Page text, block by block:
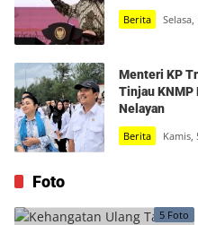
Berita
Menteri KP
Tinjau KNMP
Nelayan
Berita Kamis,
Foto
5 Foto